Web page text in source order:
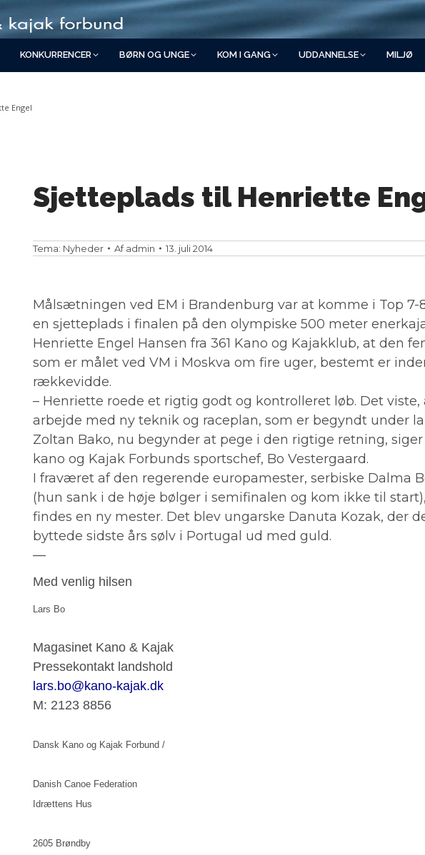
KONKURRENCER BØRN OG UNGE KOM I GANG UDDANNELSE MILJØ
Engel
Sjetteplads til Henriette
Tema: Nyheder Afadmin 13. juli 2014
Målsætningen ved EM i Brandenburg var at komme i Top 7-
en sjetteplads i finalen på den olympiske 500 meter
Henriette Engel Hansen fra 361 Kano og Kajakklub, at den
som er målet ved VM i Moskva om fire uger, bestemt er
rækkevidde.
– Henriette roede et rigtig godt og kontrolleret løb. Det viste,
arbejde med ny teknik og raceplan, som er begyndt under
Zoltan Bako, nu begynder at pege i den rigtige retning,
kano og Kajak Forbunds sportschef, Bo Vestergaard.
I fraværet af den regerende europamester, serbiske Dalma
(hun sank i de høje bølger i semifinalen og kom ikke til
findes en ny mester. Det blev ungarske Danuta Kozak, der
byttede sidste års sølv i Portugal ud med guld.
—
Med venlig hilsen
Lars Bo
Magasinet Kano & Kajak
Pressekontakt landshold
lars.bo@kano-kajak.dk
M: 2123 8856
Dansk Kano og Kajak Forbund /
Danish Canoe Federation
Idrættens Hus
2605 Brøndby